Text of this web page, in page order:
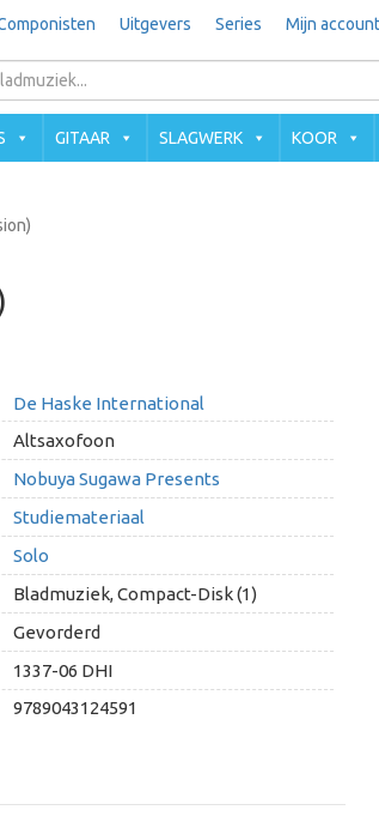
Uitgevers Series Mijn account
GITAAR SLAGWERK KOOR
De Haske International
Altsaxofoon
Nobuya Sugawa Presents
Studiemateriaal
Solo
Bladmuziek, Compact-Disk (1)
Gevorderd
1337-06 DHI
9789043124591